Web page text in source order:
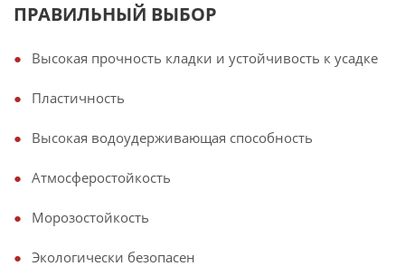
ПРАВИЛЬНЫЙ ВЫБОР
Высокая прочность кладки и устойчивость к усадке
Пластичность
Высокая водоудерживающая способность
Атмосферостойкость
Морозостойкость
Экологически безопасен